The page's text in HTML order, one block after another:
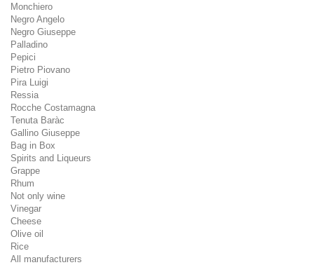
Monchiero
Negro Angelo
Negro Giuseppe
Palladino
Pepici
Pietro Piovano
Pira Luigi
Ressia
Rocche Costamagna
Tenuta Baràc
Gallino Giuseppe
Bag in Box
Spirits and Liqueurs
Grappe
Rhum
Not only wine
Vinegar
Cheese
Olive oil
Rice
All manufacturers